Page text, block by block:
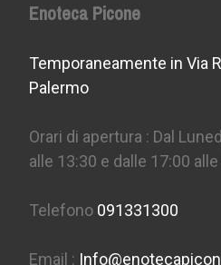
Enoteca Picone
Temporaneamente in Via
Palermo
Orari di apertura : Dal
alle 13:30 e dalle 17:00
Telefono 091331300
Email :